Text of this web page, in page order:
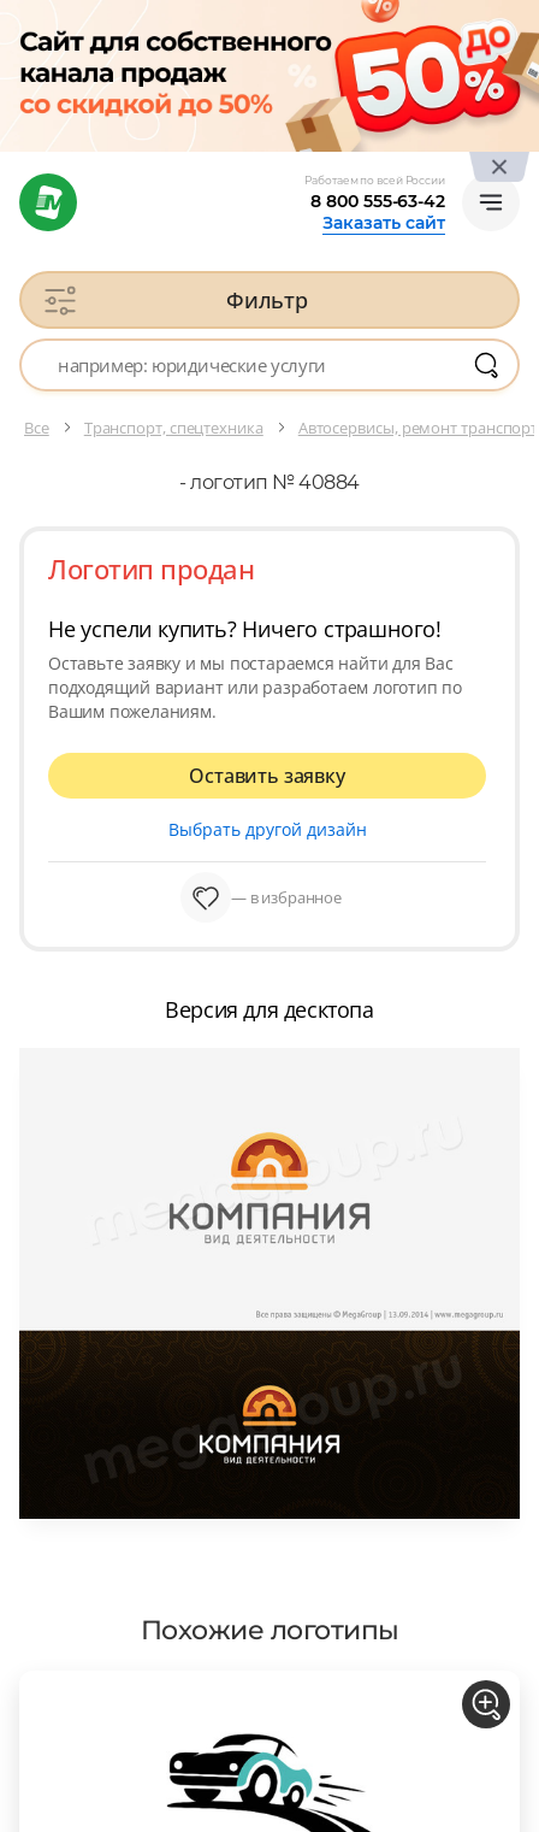
Работаем по всей России
8 800 555-63-42
Заказать сайт
Фильтр
Все Транспорт, спецтехника Автосервисы, ремонт
- логотип № 40884
Логотип продан
Не успели купить? Ничего страшного!
Оставьте заявку и мы постараемся найти для Вас
подходящий вариант или разработаем логотип по
Вашим пожеланиям.
Оставить заявку
Выбрать другой дизайн
— в избранное
Версия для десктопа
Похожие логотипы